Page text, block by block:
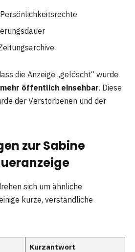
die Anzeige „gelöscht“ wurde.
öffentlich einsehbar. Diese
der Verstorbenen und der
zur Sabine
sich um ähnliche
kurze, verständliche
Kurzantwort